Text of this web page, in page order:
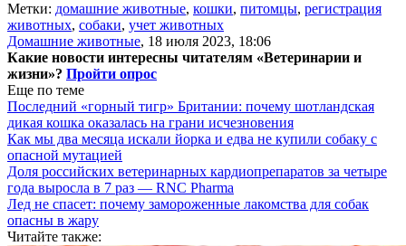
Метки: домашние животные, кошки, питомцы, регистрация
животных, собаки, учет животных
Домашние животные, 18 июля 2023, 18:06
Какие новости интересны читателям «Ветеринарии и
жизни»? Пройти опрос
Еще по теме
Последний «горный тигр» Британии: почему шотландская
дикая кошка оказалась на грани исчезновения
Как мы два месяца искали йорка и едва не купили собаку с
опасной мутацией
Доля российских ветеринарных кардиопрепаратов за четыре
года выросла в 7 раз — RNC Pharma
Лед не спасет: почему замороженные лакомства для собак
опасны в жару
Читайте также: